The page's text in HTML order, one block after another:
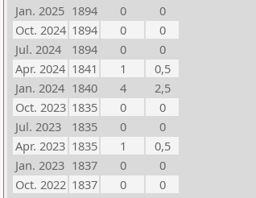
Jan. 2025 1894 0
0
Oct. 2024 1894 0
0
Jul. 2024
1894 0
0
Apr. 2024 1841 1
0,5
Jan. 2024 1840 4
2,5
Oct. 2023 1835 0
0
Jul. 2023
1835 0
0
Apr. 2023 1835 1
0,5
Jan. 2023 1837 0
0
Oct. 2022 1837 0
0